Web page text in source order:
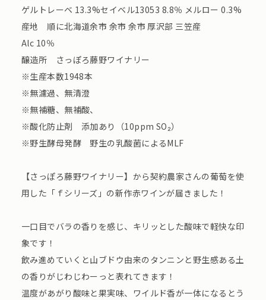
ゲルトレーベ 13.3%セイベル13053 8.8％ メルロー 0.3%
産地 順に北海道余市 余市 余市 厚沢部 三笠産
Alc 10％
醸造所 さっぽろ藤野ワイナリー
※生産本数1948本
※無濾過、無清澄
※無補糖、無補酸、
※酸化防止剤 添加あり（10ppm SO₂）
※野生酵母発酵 野生の乳酸菌によるMLF
【さっぽろ藤野ワイナリー】から契約農家さんの葡萄を使
用した「ｆシリーズ」の新作赤ワインが届きました！
一口目でバラの香りを感じ、キリッとした酸味で軽快な印
象です！
飲み進めていくと山ブドウ由来のタンニンと野生感ある土
の香りがじわじわーっと表れてきます！
温度があがり酸味と果実味、ワイルド香が一体になるとう